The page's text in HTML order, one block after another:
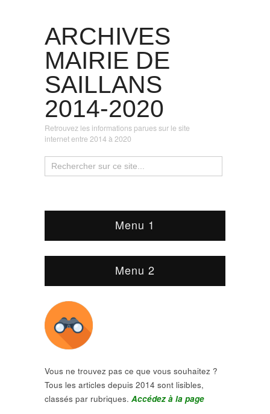
ARCHIVES
MAIRIE DE
SAILLANS
2014-2020
Retrouvez les informations parues sur le site
internet entre 2014 à 2020
Menu 1
Menu 2
Vous ne trouvez pas ce que vous souhaitez ?
Tous les articles depuis 2014 sont lisibles,
classés par rubriques. Accédez à la page